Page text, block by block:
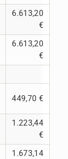
6.613,20
€
6.613,20
€
449,70 €
1.223,44
€
1.673,14